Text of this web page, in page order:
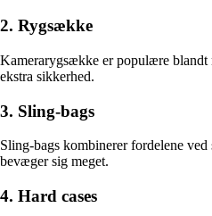
2. Rygsække
Kamerarygsække er populære blandt
ekstra sikkerhed.
3. Sling-bags
Sling-bags kombinerer fordelene
bevæger sig meget.
4. Hard cases